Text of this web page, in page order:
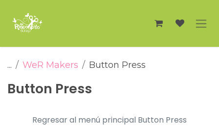
... WeR Makers Button Press
Button Press
Regresar al menú principal Button Press